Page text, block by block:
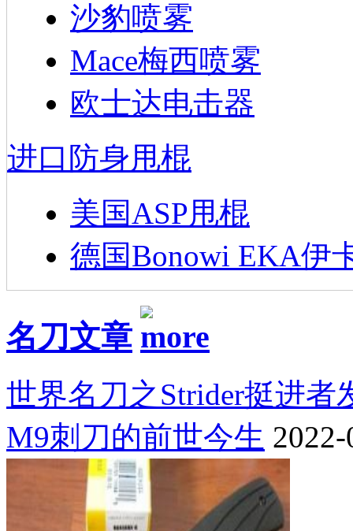
沙豹喷雾
Mace梅西喷雾
欧士达电击器
进口防身甩棍
美国ASP甩棍
德国Bonowi EKA伊
名刀文章
世界名刀之Strider挺进者
M9刺刀的前世今生